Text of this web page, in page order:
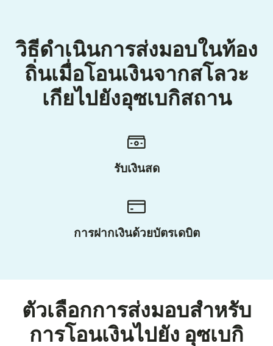
วิธีดำเนินการส่งมอบในท้อง
ถิ่นเมื่อโอนเงินจากสโลวะ
เกียไปยังอุซเบกิสถาน
รับเงินสด
การฝากเงินด้วยบัตรเดบิต
ตัวเลือกการส่งมอบสำหรับ
การโอนเงินไปยัง อุซเบกิ